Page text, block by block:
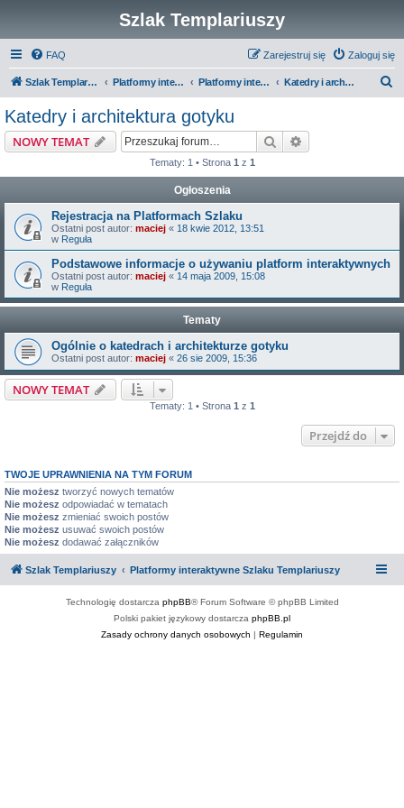
Szlak Templariuszy
FAQ Zaloguj się
Zarejestruj się
Szlak Templariuszy Platformy interaktywne Szlaku Templariuszy Platformy interaktywne - Średniowiecze Katedry i architektura gotyku
Katedry i architektura gotyku
NOWY TEMAT Szukaj
Tematy: 1 • Strona 1 z 1
Ogłoszenia
Rejestracja na Platformach Szlaku
Ostatni post autor: maciej « 18 kwie 2012, 13:51
w Reguła
Podstawowe informacje o używaniu platform interaktywnych
Ostatni post autor: maciej « 14 maja 2009, 15:08
w Reguła
Tematy
Ogólnie o katedrach i architekturze gotyku
Ostatni post autor: maciej « 26 sie 2009, 15:36
NOWY TEMAT
Tematy: 1 • Strona 1 z 1
Przejdź do
TWOJE UPRAWNIENIA NA TYM FORUM
Nie możesz tworzyć nowych tematów
Nie możesz odpowiadać w tematach
Nie możesz zmieniać swoich postów
Nie możesz usuwać swoich postów
Nie możesz dodawać załączników
Szlak Templariuszy Platformy interaktywne Szlaku Templariuszy
Technologię dostarcza phpBB® Forum Software © phpBB Limited
Polski pakiet językowy dostarcza phpBB.pl
Zasady ochrony danych osobowych | Regulamin